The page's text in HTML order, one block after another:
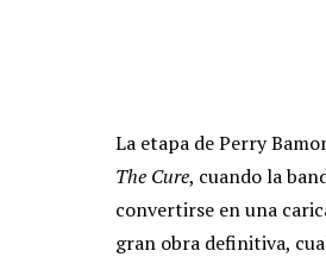
La etapa de Perry
The Cure, cuando la
convertirse en una
gran obra definitiva,